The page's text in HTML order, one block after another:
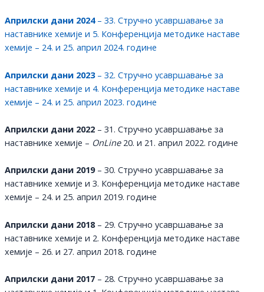
Априлски дани 2024– 33. Стручно усавршавање за
наставнике хемије и 5. Конференција методике наставе
хемије – 24. и 25. април 2024. године
Априлски дани 2023– 32. Стручно усавршавање за
наставнике хемије и 4. Конференција методике наставе
хемије – 24. и 25. април 2023. године
Априлски дани 2022– 31. Стручно усавршавање за
наставнике хемије – OnLine20. и 21. април 2022. године
Априлски дани 2019– 30. Стручно усавршавање за
наставнике хемије и 3. Конференција методике наставе
хемије – 24. и 25. април 2019. године
Априлски дани 2018– 29. Стручно усавршавање за
наставнике хемије и 2. Конференција методике наставе
хемије – 26. и 27. април 2018. године
Априлски дани 2017– 28. Стручно усавршавање за